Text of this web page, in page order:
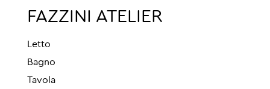
FAZZINI ATELIER
Letto
Bagno
Tavola